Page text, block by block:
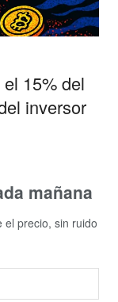
15% del
inversor
mañana
el precio, sin ruido